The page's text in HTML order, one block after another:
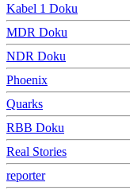
Kabel 1 Doku
MDR Doku
NDR Doku
Phoenix
Quarks
RBB Doku
Real Stories
reporter